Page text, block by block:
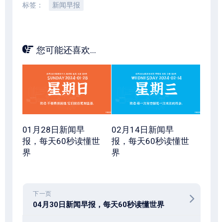
标签： 新闻早报
您可能还喜欢...
01月28日新闻早
报，每天60秒读懂世
界
02月14日新闻早
报，每天60秒读懂世
界
下一页
04月30日新闻早报，每天60秒读懂世界